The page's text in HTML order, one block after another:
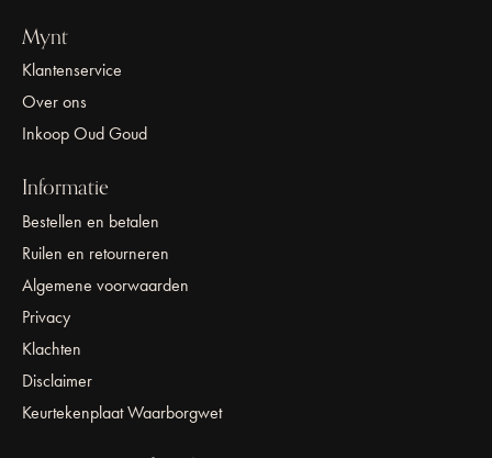
Mynt
Klantenservice
Over ons
Inkoop Oud Goud
Informatie
Bestellen en betalen
Ruilen en retourneren
Algemene voorwaarden
Privacy
Klachten
Disclaimer
Keurtekenplaat Waarborgwet